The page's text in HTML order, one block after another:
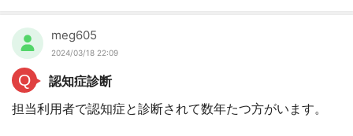
meg605
2024/03/18 22:09
Q
認知症診断
担当利用者で認知症と診断されて数年たつ方がいます。